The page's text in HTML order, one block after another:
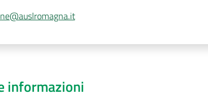
informazioni